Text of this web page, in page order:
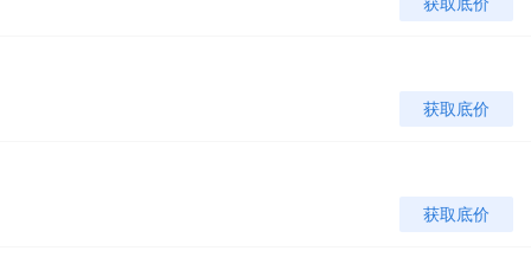
获取底价
获取底价
获取底价